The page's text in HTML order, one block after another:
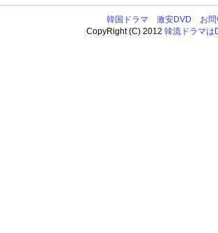
韓国ドラマ 激安DVD
お
CopyRight (C) 2012韓流ドラマは